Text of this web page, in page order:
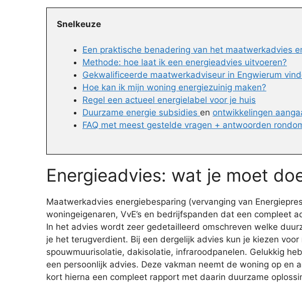
Snelkeuze
Een praktische benadering van het maatwerkadvies
Methode: hoe laat ik een energieadvies uitvoeren?
Gekwalificeerde maatwerkadviseur in Engwierum
Hoe kan ik mijn woning energiezuinig maken?
Regel een actueel energielabel voor je huis
Duurzame energie subsidies en ontwikkelingen
FAQ met meest gestelde vragen + antwoorden
Energieadvies: wat je moet
Maatwerkadvies energiebesparing (vervanging van
woningeigenaren, VvE’s en bedrijfspanden dat een compleet
In het advies wordt zeer gedetailleerd omschreven welke
je het terugverdient. Bij een dergelijk advies kun je kiezen
spouwmuurisolatie, dakisolatie, infraroodpanelen. Gelukkig
een persoonlijk advies. Deze vakman neemt de woning op
kort hierna een compleet rapport met daarin duurzame